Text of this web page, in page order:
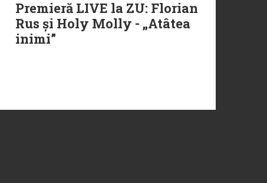
Premieră LIVE la ZU: Florian
Rus și Holy Molly - „Atâtea
inimi”